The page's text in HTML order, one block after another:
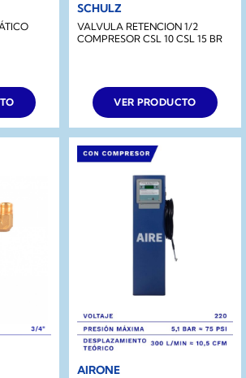
SCHULZ
VALVULA RETENCION 1/2
COMPRESOR CSL 10 CSL 15 BR
VER PRODUCTO
AIRONE